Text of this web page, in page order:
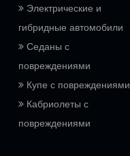
Электрические и
гибридные автомобили
Седаны с
повреждениями
Купе с повреждениями
Кабриолеты с
повреждениями